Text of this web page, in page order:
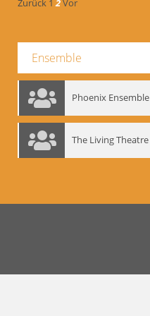
Zurück 1 2Vor
Ensemble
Phoenix Ensemble
The Living Theatre